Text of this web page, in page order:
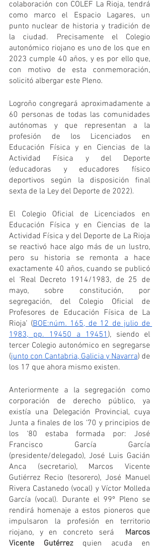
colaboración con COLEF La Rioja, tendrá
como marco el Espacio Lagares, un
punto nuclear de historia y tradición de
la ciudad. Precisamente el Colegio
autonómico riojano es uno de los que en
2023 cumple 40 años, y es por ello que,
con motivo de esta conmemoración,
solicitó albergar este Pleno.
Logroño congregará aproximadamente a
60 personas de todas las comunidades
autónomas y que representan a la
profesión de los Licenciados en
Educación Física y en Ciencias de la
Actividad Física y del Deporte
(educadoras y educadores físico
deportivos según la disposición final
sexta de la Ley del Deporte de 2022).
El Colegio Oficial de Licenciados en
Educación Física y en Ciencias de la
Actividad Física y del Deporte de La Rioja
se reactivó hace algo más de un lustro,
pero su historia se remonta a hace
exactamente 40 años, cuando se publicó
el ‘Real Decreto 1914/1983, de 25 de
mayo, sobre constitución, por
segregación, del Colegio Oficial de
Profesores de Educación Física de La
Rioja’ (BOE:núm. 165, de 12 de julio de
1983, pp. 19450 a 19451 ), siendo el
tercer Colegio autonómico en segregarse
(junto con Cantabria, Galicia y Navarra) de
los 17 que ahora mismo existen.
Anteriormente a la segregación como
corporación de derecho público, ya
existía una Delegación Provincial, cuya
Junta a finales de los ‘70 y principios de
los ‘80 estaba formada por: José
Francisco García García
(presidente/delegado), José Luis Gacián
Anca (secretario), Marcos Vicente
Gutiérrez Recio (tesorero), José Manuel
Rivera Castanedo (vocal) y Víctor Molleda
García (vocal). Durante el 99º Pleno se
rendirá homenaje a estos pioneros que
impulsaron la profesión en territorio
riojano, y en concreto será Marcos
Vicente Gutérrez quien acuda en